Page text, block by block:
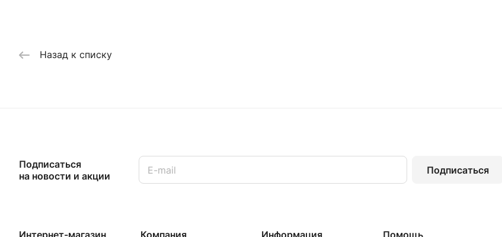
Назад к списку
Подписаться
на новости и акции
Подписаться